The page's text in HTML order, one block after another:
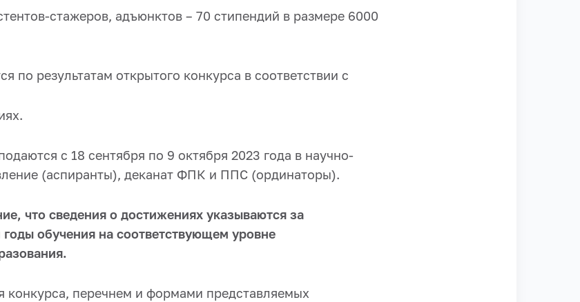
стажеров, адъюнктов – 70 стипендий в размере 6000
по результатам открытого конкурса в соответствии с
с 18 сентября по 9 октября 2023 года в научно-
(аспиранты), деканат ФПК и ППС (ординаторы).
что сведения о достижениях указываются за
обучения на соответствующем уровне
конкурса, перечнем и формами представляемых